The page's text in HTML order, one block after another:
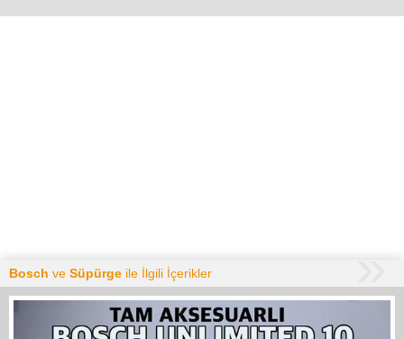
Bosch ve Süpürge ile İlgili İçerikler